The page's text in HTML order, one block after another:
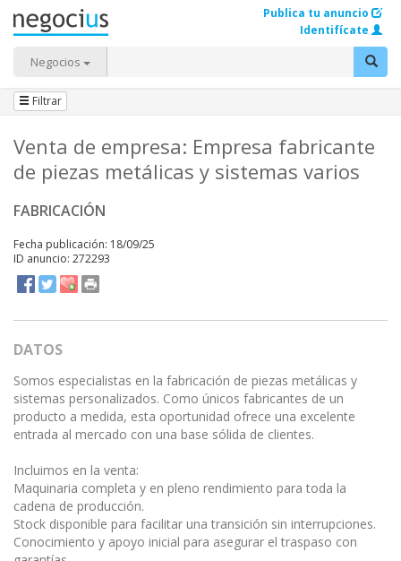
Negocios
Publica tu anuncio
Identifícate
Filtrar
Venta de empresa: Empresa fabricante
de piezas metálicas y sistemas varios
FABRICACIÓN
Fecha publicación: 18/09/25
ID anuncio: 272293
DATOS
Somos especialistas en la fabricación de piezas metálicas y
sistemas personalizados. Como únicos fabricantes de un
producto a medida, esta oportunidad ofrece una excelente
entrada al mercado con una base sólida de clientes.
Incluimos en la venta:
Maquinaria completa y en pleno rendimiento para toda la
cadena de producción.
Stock disponible para facilitar una transición sin interrupciones.
Conocimiento y apoyo inicial para asegurar el traspaso con